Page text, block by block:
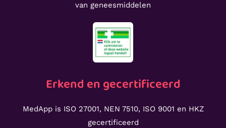
van geneesmiddelen
Erkend en gecertificeerd
MedApp is ISO 27001, NEN 7510, ISO 9001 en HKZ
gecertificeerd